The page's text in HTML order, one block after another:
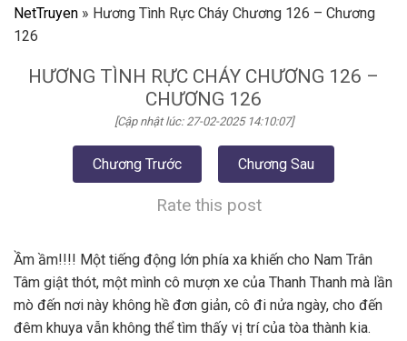
NetTruyen » Hương Tình Rực Cháy Chương 126 – Chương
126
HƯƠNG TÌNH RỰC CHÁY CHƯƠNG 126 –
CHƯƠNG 126
[Cập nhật lúc: 27-02-2025 14:10:07]
Chương Trước Chương Sau
Rate this post
Ầm ầm!!!! Một tiếng động lớn phía xa khiến cho Nam Trân
Tâm giật thót, một mình cô mượn xe của Thanh Thanh mà lần
mò đến nơi này không hề đơn giản, cô đi nửa ngày, cho đến
đêm khuya vẫn không thể tìm thấy vị trí của tòa thành kia.